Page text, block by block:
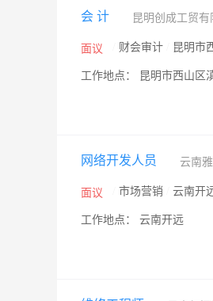
会 计 昆明创成工贸有
面议 财会审计 昆明市
工作地点： 昆明市西山区
网络开发人员 云南
面议 市场营销 云南开
工作地点： 云南开远